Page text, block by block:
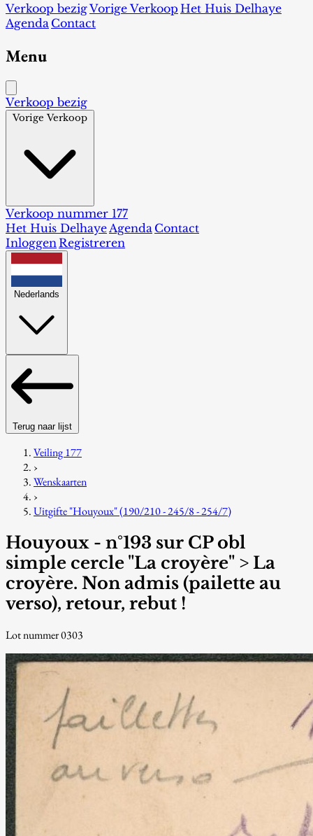
Verkoop bezigVorige Verkoop Het Huis Delhaye
Agenda Contact
Menu
Verkoop bezig
Vorige Verkoop
Verkoop nummer 177
Het Huis DelhayeAgenda Contact
InloggenRegistreren
Nederlands
Terug naar lijst
Veiling 177
›
Wenskaarten
›
Uitgifte "Houyoux" (190/210 - 245/8 - 254/7)
Houyoux - n°193 sur CP obl
simple cercle "La croyère" > La
croyère. Non admis (pailette au
verso), retour, rebut !
Lot nummer 0303